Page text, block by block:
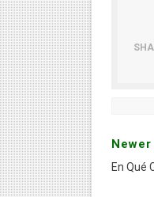
En Qué